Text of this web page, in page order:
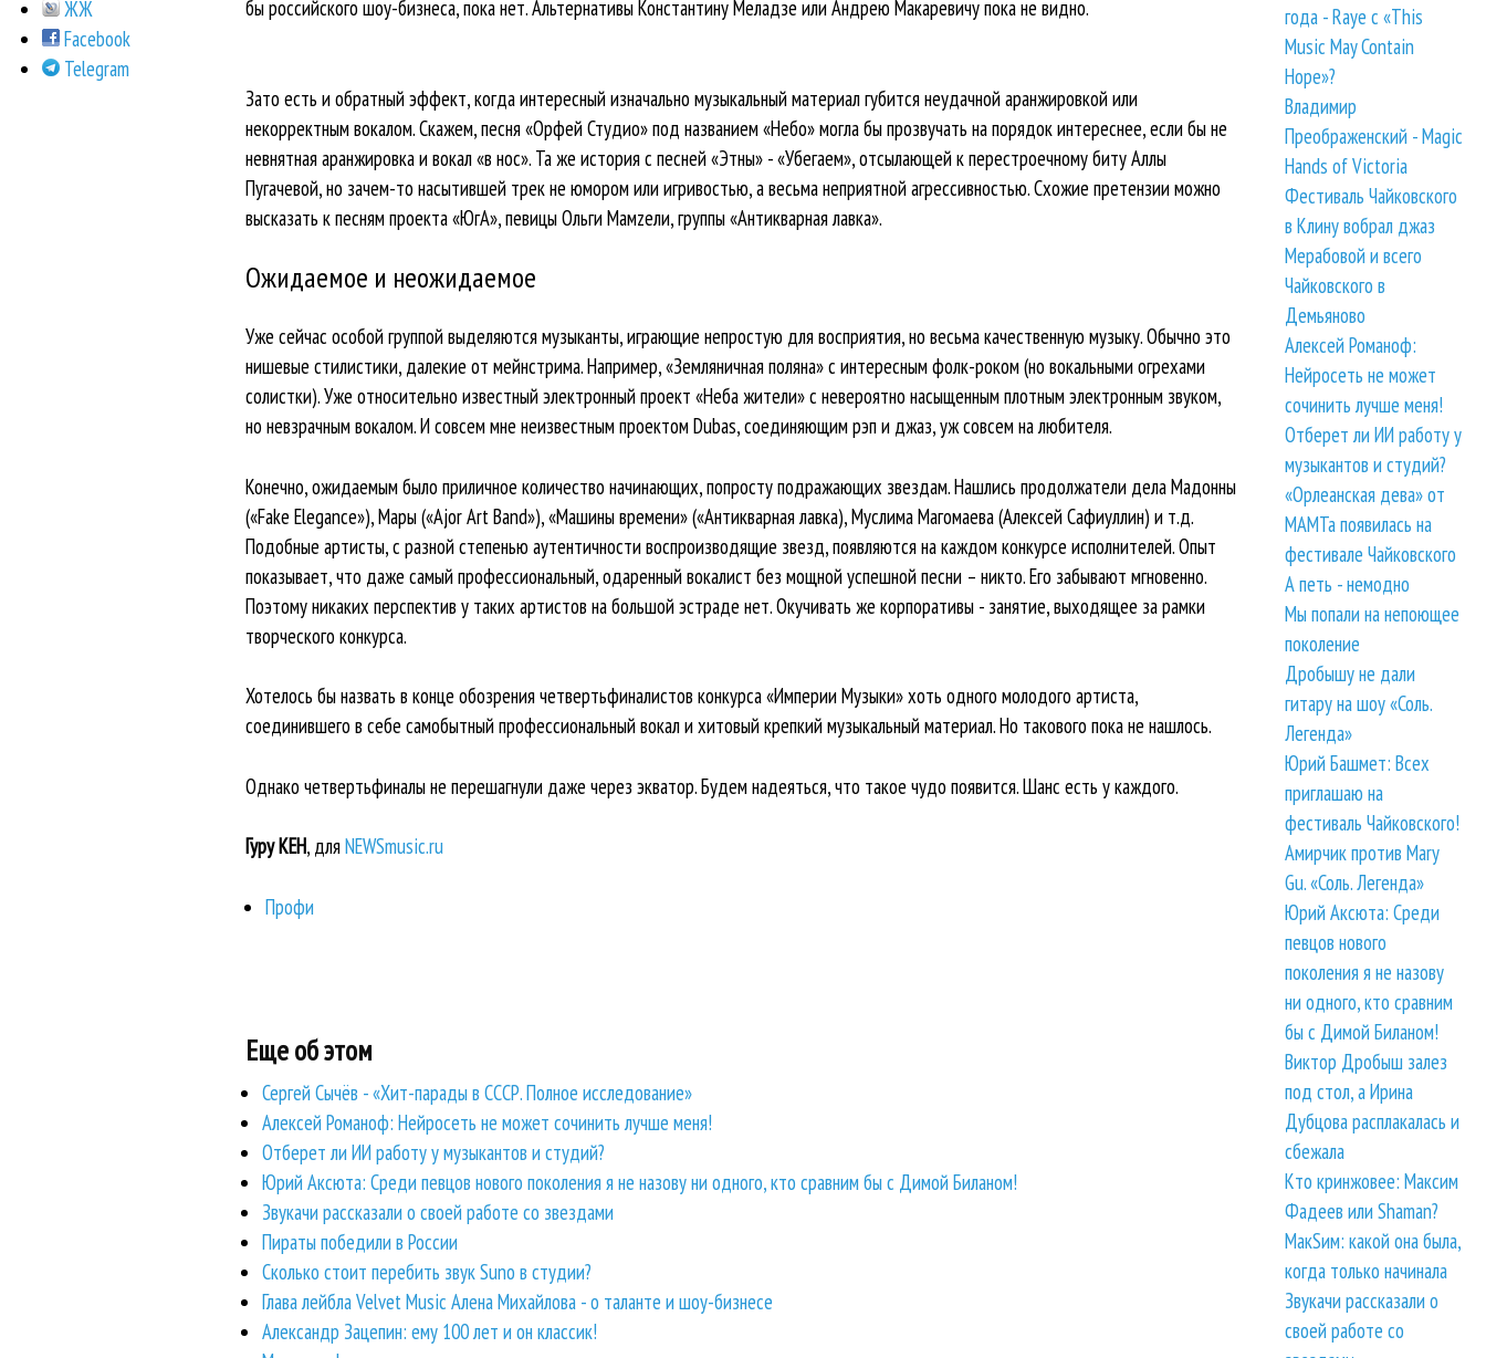
бы российского шоу-бизнеса, пока нет. Альтернативы Константину Меладзе или Андрею Макаревичу пока не видно.
Зато есть и обратный эффект, когда интересный изначально музыкальный материал губится неудачной аранжировкой или
некорректным вокалом. Скажем, песня «Орфей Студио» под названием «Небо» могла бы прозвучать на порядок интереснее, если бы не
невнятная аранжировка и вокал «в нос». Та же история с песней «Этны» - «Убегаем», отсылающей к перестроечному биту Аллы
Пугачевой, но зачем-то насытившей трек не юмором или игривостью, а весьма неприятной агрессивностью. Схожие претензии можно
высказать к песням проекта «ЮгА», певицы Ольги Мамzели, группы «Антикварная лавка».
Ожидаемое и неожидаемое
Уже сейчас особой группой выделяются музыканты, играющие непростую для восприятия, но весьма качественную музыку. Обычно это
нишевые стилистики, далекие от мейнстрима. Например, «Земляничная поляна» с интересным фолк-роком (но вокальными огрехами
солистки). Уже относительно известный электронный проект «Неба жители» с невероятно насыщенным плотным электронным звуком,
но невзрачным вокалом. И совсем мне неизвестным проектом Dubas, соединяющим рэп и джаз, уж совсем на любителя.
Конечно, ожидаемым было приличное количество начинающих, попросту подражающих звездам. Нашлись продолжатели дела Мадонны
(«Fake Elegance»), Мары («Ajor Art Band»), «Машины времени» («Антикварная лавка), Муслима Магомаева (Алексей Сафиуллин) и т.д.
Подобные артисты, с разной степенью аутентичности воспроизводящие звезд, появляются на каждом конкурсе исполнителей. Опыт
показывает, что даже самый профессиональный, одаренный вокалист без мощной успешной песни – никто. Его забывают мгновенно.
Поэтому никаких перспектив у таких артистов на большой эстраде нет. Окучивать же корпоративы - занятие, выходящее за рамки
творческого конкурса.
Хотелось бы назвать в конце обозрения четвертьфиналистов конкурса «Империи Музыки» хоть одного молодого артиста,
соединившего в себе самобытный профессиональный вокал и хитовый крепкий музыкальный материал. Но такового пока не нашлось.
Однако четвертьфиналы не перешагнули даже через экватор. Будем надеяться, что такое чудо появится. Шанс есть у каждого.
Гуру КЕН, дляNEWSmusic.ru
Профи
Еще об этом
Сергей Сычёв - «Хит-парады в СССР. Полное исследование»
Алексей Романоф: Нейросеть не может сочинить лучше меня!
Отберет ли ИИ работу у музыкантов и студий?
Юрий Аксюта: Среди певцов нового поколения я не назову ни одного, кто сравним бы с Димой Биланом!
Звукачи рассказали о своей работе со звездами
Пираты победили в России
Сколько стоит перебить звук Suno в студии?
Глава лейбла Velvet Music Алена Михайлова - о таланте и шоу-бизнесе
Александр Зацепин: ему 100 лет и он классик!
ЖЖ
Facebook
Telegram
года - Raye с «This
Music May Contain
Hope»?
Владимир
Преображенский - Magic
Hands of Victoria
Фестиваль Чайковского
в Клину вобрал джаз
Мерабовой и всего
Чайковского в
Демьяново
Алексей Романоф:
Нейросеть не может
сочинить лучше меня!
Отберет ли ИИ работу у
музыкантов и студий?
«Орлеанская дева» от
МАМТа появилась на
фестивале Чайковского
А петь - немодно
Мы попали на непоющее
поколение
Дробышу не дали
гитару на шоу «Соль.
Легенда»
Юрий Башмет: Всех
приглашаю на
фестиваль Чайковского!
Амирчик против Mary
Gu. «Соль. Легенда»
Юрий Аксюта: Среди
певцов нового
поколения я не назову
ни одного, кто сравним
бы с Димой Биланом!
Виктор Дробыш залез
под стол, а Ирина
Дубцова расплакалась и
сбежала
Кто кринжовее: Максим
Фадеев или Shaman?
МакSим: какой она была,
когда только начинала
Звукачи рассказали о
своей работе со